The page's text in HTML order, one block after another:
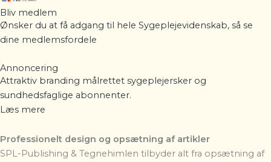
Bliv medlem
Ønsker du at få adgang til hele Sygeplejevidenskab, så se
dine medlemsfordele
Annoncering
Attraktiv branding målrettet sygeplejersker og
sundhedsfaglige abonnenter.
Læs mere
Professionelt design og opsætning af artikler
SPL-Publishing & Tegnehimlen tilbyder alt fra opsætning af